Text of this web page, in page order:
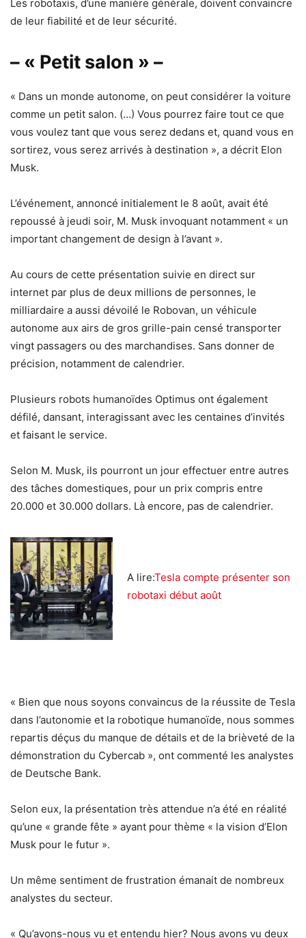
Les robotaxis, d’une manière générale, doivent convaincre
de leur fiabilité et de leur sécurité.
– « Petit salon » –
« Dans un monde autonome, on peut considérer la voiture
comme un petit salon. (…) Vous pourrez faire tout ce que
vous voulez tant que vous serez dedans et, quand vous en
sortirez, vous serez arrivés à destination », a décrit Elon
Musk.
L’événement, annoncé initialement le 8 août, avait été
repoussé à jeudi soir, M. Musk invoquant notamment « un
important changement de design à l’avant ».
Au cours de cette présentation suivie en direct sur
internet par plus de deux millions de personnes, le
milliardaire a aussi dévoilé le Robovan, un véhicule
autonome aux airs de gros grille-pain censé transporter
vingt passagers ou des marchandises. Sans donner de
précision, notamment de calendrier.
Plusieurs robots humanoïdes Optimus ont également
défilé, dansant, interagissant avec les centaines d’invités
et faisant le service.
Selon M. Musk, ils pourront un jour effectuer entre autres
des tâches domestiques, pour un prix compris entre
20.000 et 30.000 dollars. Là encore, pas de calendrier.
A lire:Tesla compte présenter son
robotaxi début août
« Bien que nous soyons convaincus de la réussite de Tesla
dans l’autonomie et la robotique humanoïde, nous sommes
repartis déçus du manque de détails et de la brièveté de la
démonstration du Cybercab », ont commenté les analystes
de Deutsche Bank.
Selon eux, la présentation très attendue n’a été en réalité
qu’une « grande fête » ayant pour thème « la vision d’Elon
Musk pour le futur ».
Un même sentiment de frustration émanait de nombreux
analystes du secteur.
« Qu’avons-nous vu et entendu hier? Nous avons vu deux